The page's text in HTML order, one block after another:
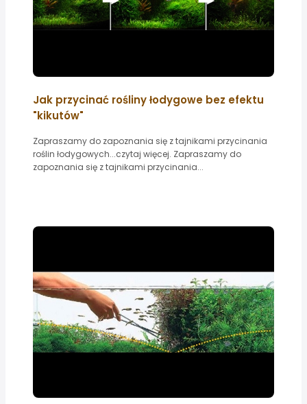
Jak przycinać rośliny łodygowe bez efektu
"kikutów"
Zapraszamy do zapoznania się z tajnikami przycinania
roślin łodygowych...czytaj więcej. Zapraszamy do
zapoznania się z tajnikami przycinania...